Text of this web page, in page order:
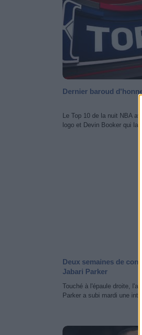
Dernier baroud
Le Top 10 de la nuit NBA
logo et Devin Booker qui
Deux semaines de
Jabari Parker
Touché à l'épaule droite,
Parker a subi mardi une